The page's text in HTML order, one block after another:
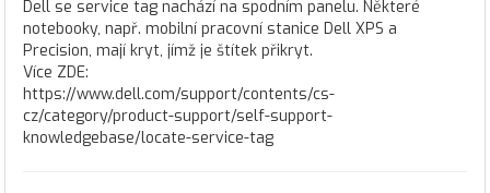
Dell se service tag nachází na spodním panelu. Některé
notebooky, např. mobilní pracovní stanice Dell XPS a
Precision, mají kryt, jímž je štítek přikryt.
Více ZDE:
https://www.dell.com/support/contents/cs-
cz/category/product-support/self-support-
knowledgebase/locate-service-tag